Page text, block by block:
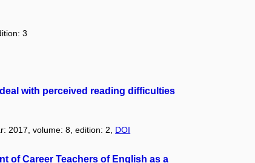
3
with perceived reading difficulties
2017, volume: 8, edition: 2, DOI
of Career Teachers of English as a